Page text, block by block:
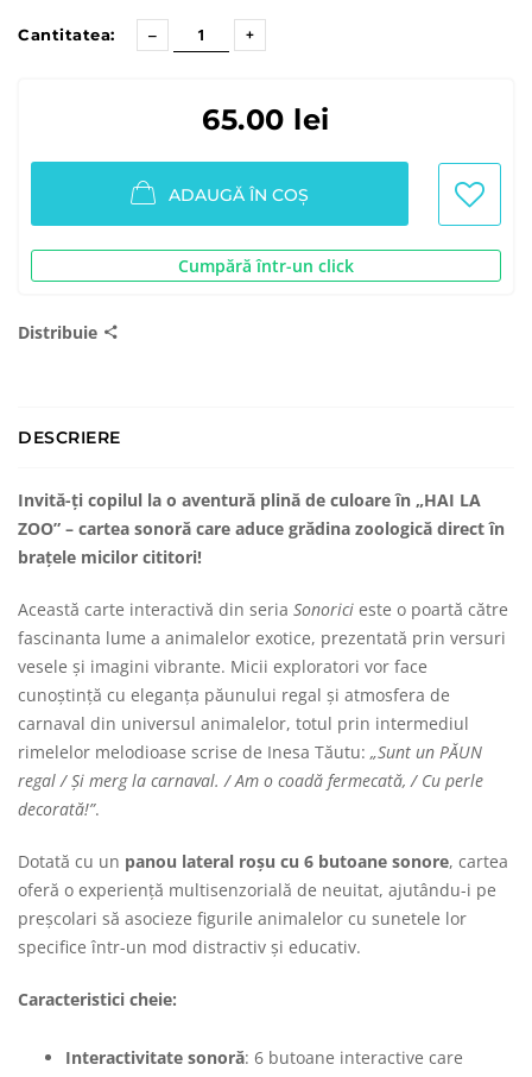
Cantitatea:
65.00 lei
ADAUGĂ ÎN COȘ
Cumpără într-un click
Distribuie
DESCRIERE
Invită-ți copilul la o aventură plină de culoare în „HAI LA
ZOO” – cartea sonoră care aduce grădina zoologică direct în
brațele micilor cititori!
Această carte interactivă din seria Sonorici este o poartă către
fascinanta lume a animalelor exotice, prezentată prin versuri
vesele și imagini vibrante. Micii exploratori vor face
cunoștință cu eleganța păunului regal și atmosfera de
carnaval din universul animalelor, totul prin intermediul
rimelelor melodioase scrise de Inesa Tăutu: „Sunt un PĂUN
regal / Și merg la carnaval. / Am o coadă fermecată, / Cu perle
decorată!”.
Dotată cu un panou lateral roșu cu 6 butoane sonore, cartea
oferă o experiență multisenzorială de neuitat, ajutându-i pe
preșcolari să asocieze figurile animalelor cu sunetele lor
specifice într-un mod distractiv și educativ.
Caracteristici cheie:
Interactivitate sonoră: 6 butoane interactive care